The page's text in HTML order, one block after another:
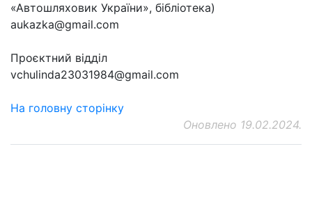
«Автошляховик України», бібліотека)
aukazka@gmail.com
Проєктний відділ
vchulinda23031984@gmail.com
На головну сторінку
Оновлено 19.02.2024.